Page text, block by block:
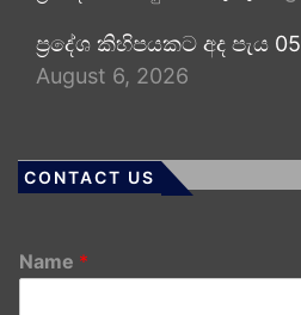
ප්‍රදේශ කිහිපයකට අද පැය
August 6, 2026
CONTACT US
Name *